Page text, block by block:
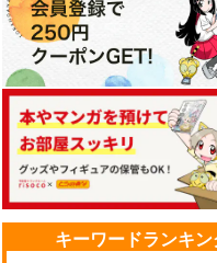
キーワードランキ